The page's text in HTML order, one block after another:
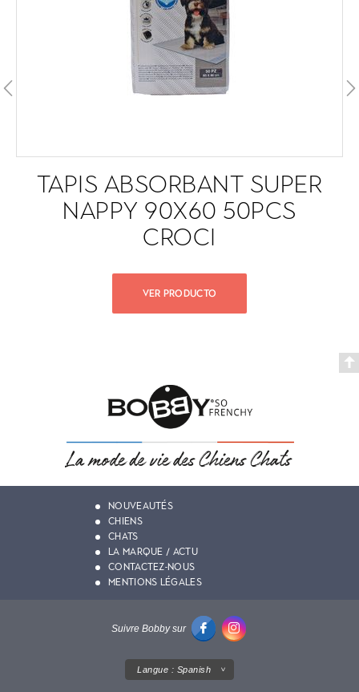
TAPIS ABSORBANT SUPER
NAPPY 90X60 50PCS
CROCI
VER PRODUCTO
NOUVEAUTÉS
CHIENS
CHATS
LA MARQUE / ACTU
CONTACTEZ-NOUS
MENTIONS LÉGALES
Suivre Bobby sur
Langue : Spanish